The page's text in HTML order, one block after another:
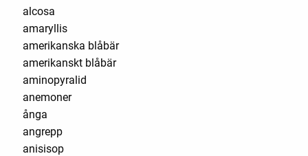
alcosa
amaryllis
amerikanska blåbär
amerikanskt blåbär
aminopyralid
anemoner
ånga
angrepp
anisisop